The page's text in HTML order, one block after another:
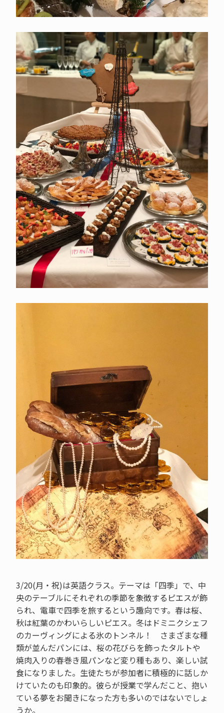
3/20(月・祝)は英語クラス。テーマは「四季」で、中
央のテーブルにそれぞれの季節を象徴するピエスが飾
られ、電車で四季を旅するという趣向です。春は桜、
秋は紅葉のかわいらしいピエス。冬はドミニクシェフ
のカーヴィングによる氷のトンネル！ さまざまな種
類が並んだパンには、桜の花びらを飾ったタルトや
焼肉入りの春巻き風パンなど変り種もあり、楽しい試
食になりました。生徒たちが参加者に積極的に話しか
けていたのも印象的。彼らが授業で学んだこと、抱い
ている夢をお聞きになった方も多いのではないでしょ
うか。